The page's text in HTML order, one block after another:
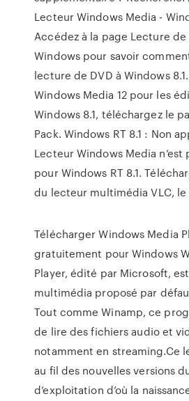
Lecteur Windows Media -
Accédez à la page Lecture de
Windows pour savoir
lecture de DVD à Windows
Windows Media 12 pour les
Windows 8.1, téléchargez le
Pack. Windows RT 8.1 : Non
Lecteur Windows Media n’est
pour Windows RT 8.1.
du lecteur multimédia VLC, le
Télécharger Windows Media
gratuitement pour Windows
Player, édité par Microsoft,
multimédia proposé par
Tout comme Winamp, ce
de lire des fichiers audio et
notamment en streaming.Ce
au fil des nouvelles versions
d’exploitation d’où la